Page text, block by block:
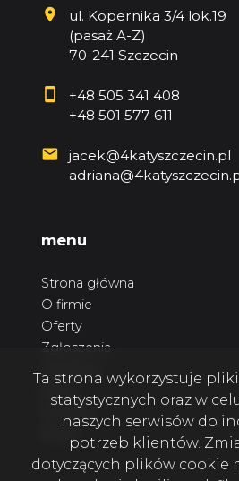
ul. Kopernika 3/4 lok.19
(pasaż A-Z)
70-241 Szczecin
+48 505 341 408
+48 501 577 611
jacek@4katyszczecin.pl
menu
Strona główna
O firmie
Oferty
Zgłoszenia
Kontakt
Ta strona wykorzystuje
statystycznych oraz w
naszych serwisów do
potrzeb klientów.
dotyczących plików cookie